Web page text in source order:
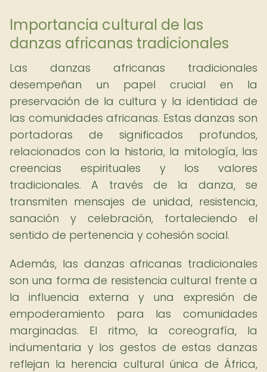
Importancia cultural de las
danzas africanas tradicionales
Las danzas africanas tradicionales
desempeñan un papel crucial en la
preservación de la cultura y la identidad de
las comunidades africanas. Estas danzas son
portadoras de significados profundos,
relacionados con la historia, la mitología, las
creencias espirituales y los valores
tradicionales. A través de la danza, se
transmiten mensajes de unidad, resistencia,
sanación y celebración, fortaleciendo el
sentido de pertenencia y cohesión social.
Además, las danzas africanas tradicionales
son una forma de resistencia cultural frente a
la influencia externa y una expresión de
empoderamiento para las comunidades
marginadas. El ritmo, la coreografía, la
indumentaria y los gestos de estas danzas
reflejan la herencia cultural única de África,